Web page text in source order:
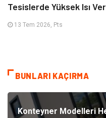
Tesislerde Yüksek Isı
13 Tem 2026, Pts
BUNLARI KAÇIRMA
Konteyner Modelleri